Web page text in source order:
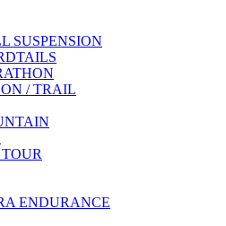
SUSPENSION
/ TRAIL
ENDURANCE